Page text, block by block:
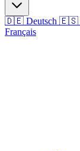
🇩🇪 Deutsch 🇪🇸
Français